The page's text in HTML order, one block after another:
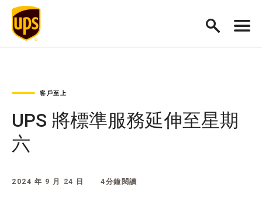
客戶至上
UPS 將標準服務延伸至星期
六
2024 年 9 月 24 日 4分鐘閱讀